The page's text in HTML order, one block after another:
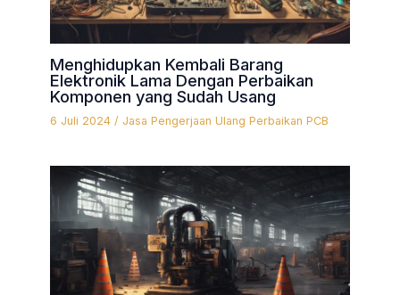
Menghidupkan Kembali Barang
Elektronik Lama Dengan Perbaikan
Komponen yang Sudah Usang
6 Juli 2024/ Jasa Pengerjaan Ulang Perbaikan PCB